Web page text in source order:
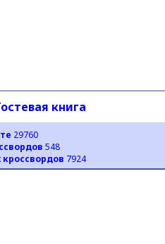
29760
548
кроссвордов 7924
книга